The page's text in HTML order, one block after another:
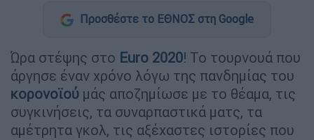
Προσθέστε το ΕΘΝΟΣ στη Google
Ώρα στέψης στο Euro 2020! Το τουρνουά που
άργησε έναν χρόνο λόγω της πανδημίας του
κορονοϊού μάς αποζημίωσε με το θέαμα, τις
συγκινήσεις, τα συναρπαστικά ματς, τα
αμέτρητα γκολ, τις αξέχαστες ιστορίες που